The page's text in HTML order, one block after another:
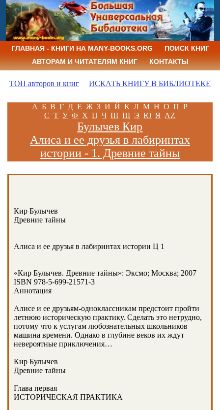
ГЛАВНАЯ - КНИГИ НА MANY-BOOKS.ORG
ПОИСК КНИГ
АВТОРАМ И ЧИТАТЕЛЯМ КНИГ
КОНТАКТЫ
ТОП авторов и книг ИСКАТЬ КНИГУ В БИБЛИОТЕКЕ
А Б В Г Д Е Ж З И Й К Л М Н О П Р
С Т У Ф Х Ц Ч Ш Щ Э Ю Я AZ
Булычев Кир
Алиса и ее друзья в лабиринтах
истории - 1. Древние тайны
Кир Булычев
Древние тайны
Алиса и ее друзья в лабиринтах истории Ц 1
«Кир Булычев. Древние тайны»: Эксмо; Москва; 2007
ISBN 978-5-699-21571-3
Аннотация
Алисе и ее друзьям-одноклассникам предстоит пройти
летнюю историческую практику. Сделать это нетрудно,
потому что к услугам любознательных школьников
машина времени. Однако в глубине веков их ждут
невероятные приключения…
Кир Булычев
Древние тайны
Глава первая
ИСТОРИЧЕСКАЯ ПРАКТИКА